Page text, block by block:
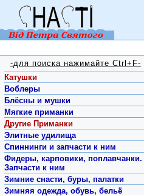
-для поиска нажимайте Ctrl+F-
Катушки
Воблеры
Блёсны и мушки
Мягкие приманки
Другие Приманки
Элитные удилища
Спиннинги и запчасти к ним
Фидеры, карповики, поплавчанки.
Запчасти к ним
Зимние снасти, буры, палатки
Зимняя одежда, обувь, бельё